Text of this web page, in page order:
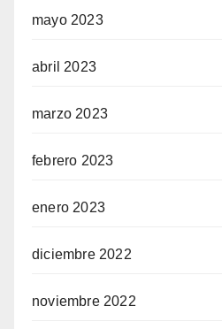
mayo 2023
abril 2023
marzo 2023
febrero 2023
enero 2023
diciembre 2022
noviembre 2022